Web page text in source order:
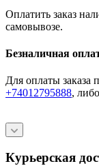
Оплатить заказ
самовывозе.
Безналичная
Для оплаты заказа
+74012795888,
Курьерская